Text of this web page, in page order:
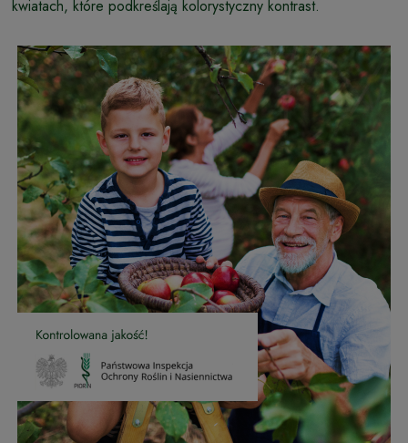
kwiatach, które podkreślają kolorystyczny kontrast.